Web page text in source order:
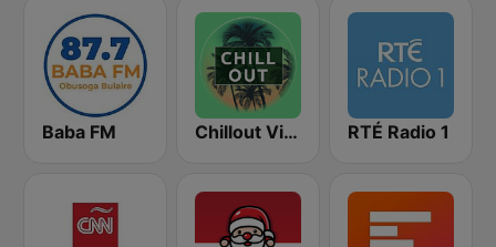
Baba FM Chillout Vibes RTÉ Radio 1